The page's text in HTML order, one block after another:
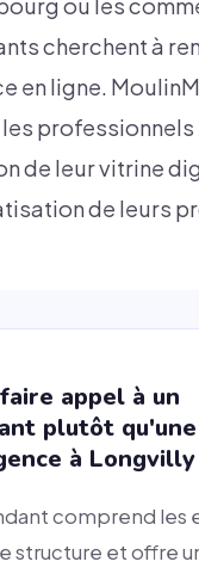
où les
cherchent à
en ligne.
professionnels
de leur vitrine
de leurs
appel à un
plutôt qu'une
à Longvilly
comprend les
structure et offre